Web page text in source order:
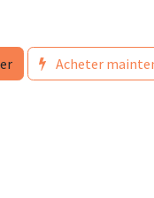
Acheter